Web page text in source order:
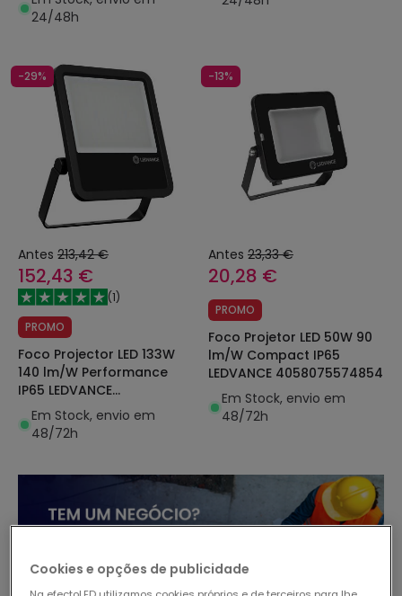
24/48h
-29%
Antes 213,42 €
152,43 €
(1)
PROMO
Foco Projector LED 133W
140 lm/W Performance
IP65 LEDVANCE
4099854306365
Em Stock, envio em
48/72h
-13%
Antes 23,33 €
20,28 €
PROMO
Foco Projetor LED 50W 90
lm/W Compact IP65
LEDVANCE 4058075574854
Em Stock, envio em
48/72h
Cookies e opções de publicidade